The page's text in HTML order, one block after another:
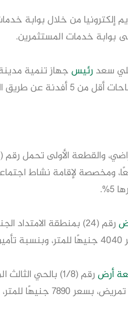
إلكترونيا من خلال بوابة
بوابة خدمات المستثمرين.
سعد رئيس جهاز تنمية
عن طريق التخصيص
رقم (24) بمنطقة
أرض
مع سداد تأمين بنسبة 5%.